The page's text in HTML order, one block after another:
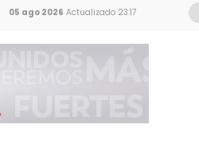
05 ago 2026 Actualizado 23:17